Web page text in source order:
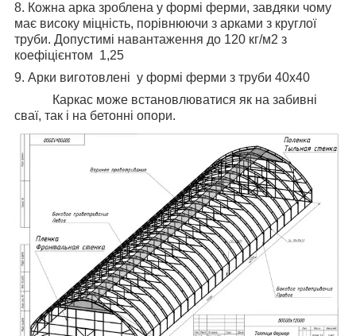
8. Кожна арка зроблена у формі ферми, завдяки чому
має високу міцність, порівнюючи з арками з круглої
труби. Допустимі навантаження до 120 кг/м2 з
коефіцієнтом 1,25
9. Арки виготовлені у формі ферми з труби 40х40
Каркас може встановлюватися як на забивні
сваї, так і на бетонні опори.